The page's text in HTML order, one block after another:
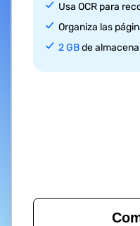
Usa OCR para
Organiza las
2 GBde